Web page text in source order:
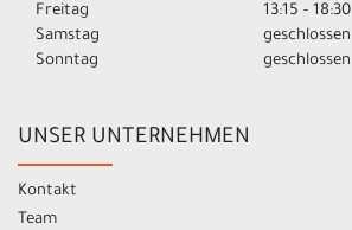
Freitag
13:15 - 18:30
Samstag
geschlossen
Sonntag
geschlossen
UNSER UNTERNEHMEN
Kontakt
Team